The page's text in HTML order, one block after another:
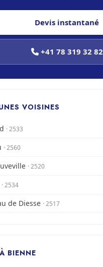
Devis instantané
+41 78 319 32 82
VOISINES
· 2533
· 2560
· 2520
· 2534
de Diesse · 2517
BIENNE